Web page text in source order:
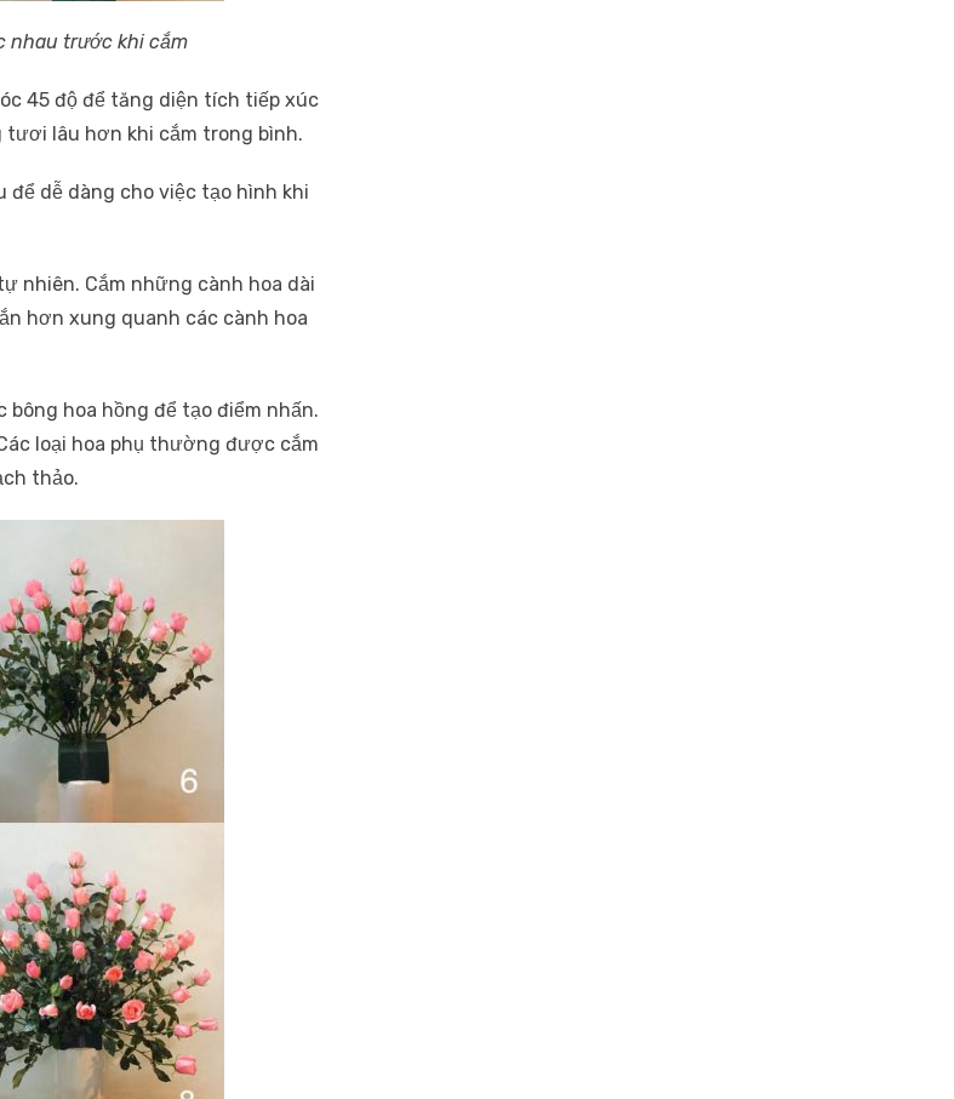
nhau trước khi cắm
45 độ để tăng diện tích tiếp xúc
tươi lâu hơn khi cắm trong bình.
để dễ dàng cho việc tạo hình khi
nhiên. Cắm những cành hoa dài
hơn xung quanh các cành hoa
bông hoa hồng để tạo điểm nhấn.
loại hoa phụ thường được cắm
thảo.